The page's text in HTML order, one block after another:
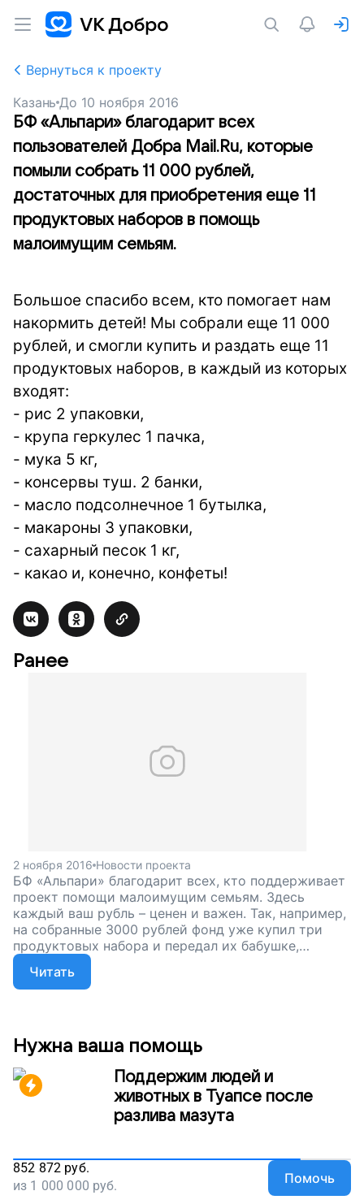
Вернуться к проекту
Казань До 10 ноября 2016
БФ «Альпари» благодарит всех
пользователей Добра Mail.Ru, которые
помыли собрать 11 000 рублей,
достаточных для приобретения еще 11
продуктовых наборов в помощь
малоимущим семьям.
Большое спасибо всем, кто помогает нам
накормить детей! Мы собрали еще 11 000
рублей, и смогли купить и раздать еще 11
продуктовых наборов, в каждый из которых
входят:
- рис 2 упаковки,
- крупа геркулес 1 пачка,
- мука 5 кг,
- консервы туш. 2 банки,
- масло подсолнечное 1 бутылка,
- макароны 3 упаковки,
- сахарный песок 1 кг,
- какао и, конечно, конфеты!
Ранее
2 ноября 2016 Новости проекта
БФ «Альпари» благодарит всех, кто поддерживает
проект помощи малоимущим семьям. Здесь
каждый ваш рубль – ценен и важен. Так, например,
на собранные 3000 рублей фонд уже купил три
продуктовых набора и передал их бабушке,
которая в одиночку воспитывает восемь внуков.
Читать
Нужна ваша помощь
Поддержим людей и
животных в Туапсе после
разлива мазута
852 872 руб.
из 1 000 000 руб. Помочь